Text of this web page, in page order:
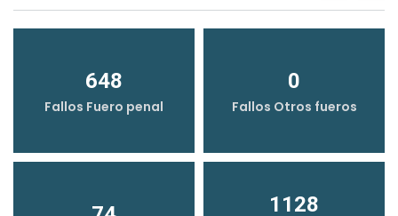
648
Fallos Fuero penal
0
Fallos Otros fueros
1128